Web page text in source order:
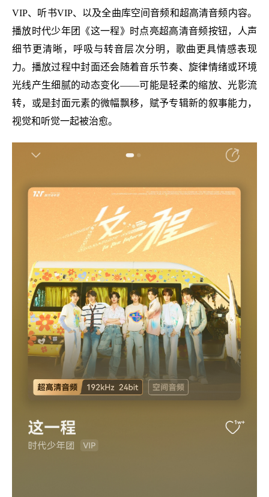
VIP、听书VIP、以及全曲库空间音频和超高清音频内容。
播放时代少年团《这一程》时点亮超高清音频按钮，人声
细节更清晰，呼吸与转音层次分明，歌曲更具情感表现
力。播放过程中封面还会随着音乐节奏、旋律情绪或环境
光线产生细腻的动态变化——可能是轻柔的缩放、光影流
转，或是封面元素的微幅飘移，赋予专辑新的叙事能力，
视觉和听觉一起被治愈。